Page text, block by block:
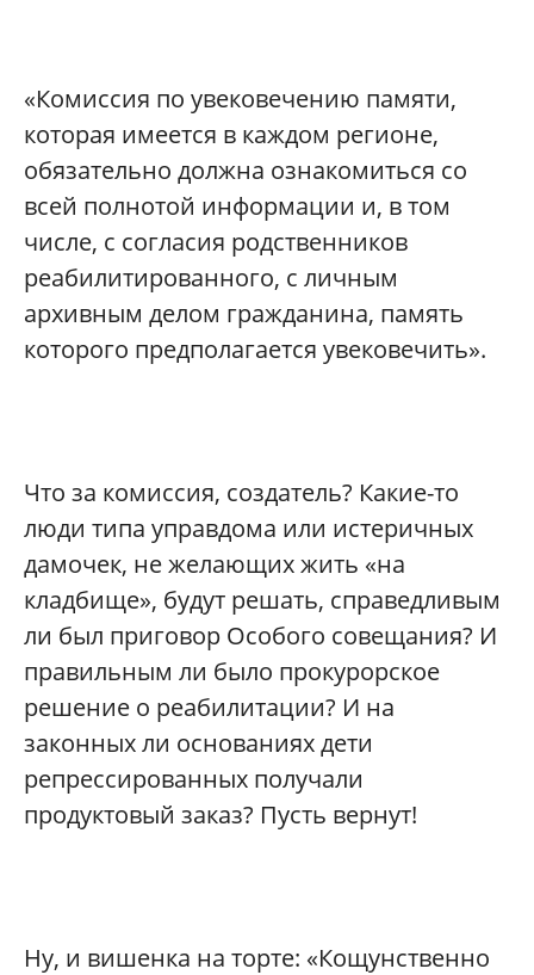
«Комиссия по увековечению памяти,
которая имеется в каждом регионе,
обязательно должна ознакомиться со
всей полнотой информации и, в том
числе, с согласия родственников
реабилитированного, с личным
архивным делом гражданина, память
которого предполагается увековечить».
Что за комиссия, создатель? Какие-то
люди типа управдома или истеричных
дамочек, не желающих жить «на
кладбище», будут решать, справедливым
ли был приговор Особого совещания? И
правильным ли было прокурорское
решение о реабилитации? И на
законных ли основаниях дети
репрессированных получали
продуктовый заказ? Пусть вернут!
Ну, и вишенка на торте: «Кощунственно